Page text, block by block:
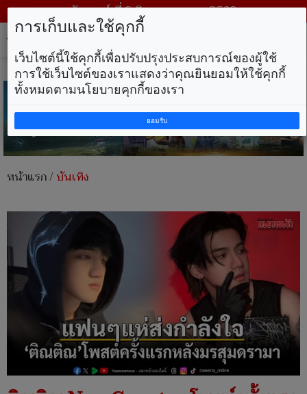
วันเสาร์ ที่ 8 สิงหาคม พ.ศ. 2569
หน้าแรก/บันเทิง
การเก็บและใช้คุกกี้
เว็บไซต์นี้ใช้คุกกี้เพื่อปรับปรุงประสบการณ์ของผู้ใช้
การใช้เว็บไซต์ของเราแสดงว่าคุณยินยอมให้ใช้คุกกี้
ทั้งหมดตามนโยบายคุกกี้ของเรา
ยอมรับ